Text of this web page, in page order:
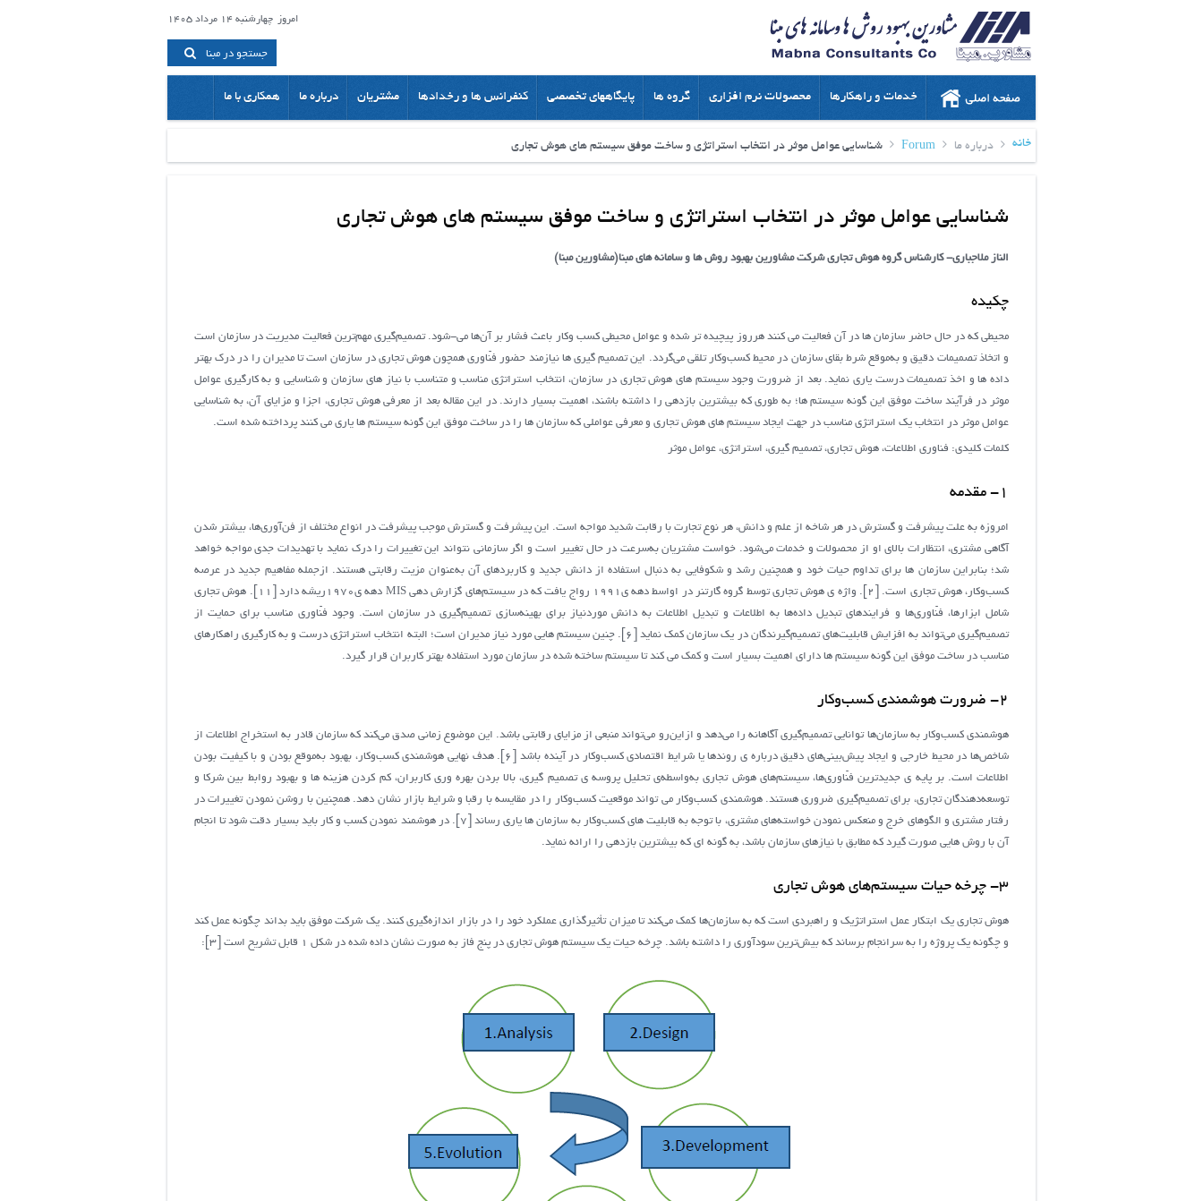
چهارشنبه 14 مرداد 1405 امروز
جستجو در مبنا
خدمات و راهکارها محصولات نرم افزاری گروه ها پایگاههای تخصصی کنفرانس ها و رخدادها مشتریان درباره ما همکاری با ما
خانه درباره ما Forum شناسایی عوامل موثر در انتخاب استراتژی و ساخت موفق سیستم های هوش تجاری
شناسایی عوامل موثر در انتخاب استراتژی و ساخت موفق سیستم های هوش تجاری
الناز ملاجباری- کارشناس گروه هوش تجاری شرکت مشاورین بهبود روش ها و سامانه های مبنا(مشاورین مبنا)
چکیده
محيطي كه در حال حاضر سازمان ها در آن فعاليت مي كنند هرروز پيچيده تر شده و عوامل محيطي كسب وكار باعث فشار بر آن‌ها مي-شود. تصمیم‌گیری مهم‌ترین فعالیت مدیریت در سازمان است
و اتخاذ تصمیمات دقیق و به‌موقع شرط بقاي سازمان در محیط کسب‌وکار تلقی می‌گردد. اين تصميم گيري ها نيازمند حضور فنّاوری همچون هوش تجاری در سازمان است تا مدیران را در درک بهتر
داده ها و اخذ تصمیمات درست یاری نماید. بعد از ضرورت وجود سیستم های هوش تجاری در سازمان، انتخاب استراتژی مناسب و متناسب با نیاز های سازمان و شناسایی و به کارگیری عوامل
موثر در فرآیند ساخت موفق این گونه سیستم ها؛ به طوری که بیشترین بازدهی را داشته باشند، اهمیت بسیار دارند. در این مقاله بعد از معرفی هوش تجاری، اجزا و مزایای آن، به شناسایی
عوامل موثر در انتخاب یک استراتژی مناسب در جهت ایجاد سیستم های هوش تجاری و معرفی عواملی که سازمان ها را در ساخت موفق این گونه سیستم ها یاری می کنند پرداخته شده است.
کلمات کلیدی: فناوری اطلاعات، هوش تجاری، تصمیم گیری، استراتژی، عوامل موثر
1- مقدمه
امروزه به علت پیشرفت و گسترش در هر شاخه از علم و دانش، هر نوع تجارت با رقابت شدید مواجه است. این پیشرفت و گسترش موجب پیشرفت در انواع مختلف از فن‌آوری‌ها، بیشتر شدن
آگاهی مشتری، انتظارات بالای او از محصولات و خدمات می‌شود. خواست مشتریان به‌سرعت در حال تغییر است و اگر سازمانی نتواند این تغییرات را درک نماید با تهدیدات جدی مواجه خواهد
شد؛ بنابراین سازمان ها برای تداوم حیات خود و همچنین رشد و شکوفایی به دنبال استفاده از دانش جدید و کاربرد‌های آن به‌عنوان مزیت رقابتی هستند. ازجمله مفاهیم جدید در عرصه
کسب‌وکار، هوش تجاری است. [2]. واژه ی هوش تجاری توسط گروه گارتنر در اواسط دهه ی1991 رواج یافت که در سیستم‌های گزارش دهی MIS دهه ی1970ریشه دارد [11]. هوش تجاری
شامل ابزارها، فنّاوری‌ها و فرایندهای تبدیل داده‌ها به اطلاعات و تبدیل اطلاعات به دانش موردنیاز برای بهینه‌سازی تصمیم‌گیری در سازمان است. وجود فنّاوری مناسب برای حمایت از
تصمیم‌گیری می‌تواند به افزایش قابلیت‌های تصمیم‌گیرندگان در یک سازمان کمک نماید [6]. چنین سیستم هایی مورد نیاز مدیران است؛ البته انتخاب استراتژی درست و به کارگیری راهکارهای
مناسب در ساخت موفق این گونه سیستم ها دارای اهمیت بسیار است و کمک می کند تا سیستم ساخته شده در سازمان مورد استفاده بهتر کاربران قرار گیرد.
2- ضرورت هوشمندی کسب‌وکار
هوشمندی کسب‌وکار به سازمان‌ها توانایی تصمیم‌گیری آگاهانه را می‌دهد و ازاین‌رو می‌تواند منبعی از مزایای رقابتی باشد. این موضوع زمانی صدق می‌کند که سازمان قادر به استخراج اطلاعات از
شاخص‌ها در محیط خارجی و ایجاد پیش‌بینی‌های دقیق درباره ی روندها یا شرایط اقتصادی کسب‌وکار در آینده باشد [6]. هدف نهایی هوشمندی کسب‌وکار، بهبود به‌موقع بودن و با کیفیت بودن
اطلاعات است. بر پایه ی جدیدترین فنّاوری‌ها، سیستم‌های هوش تجاری به‌واسطه‌ی تحلیل پروسه ی تصمیم گیری، بالا بردن بهره وری کاربران، کم کردن هزینه ها و بهبود روابط بین شرکا و
توسعه‌دهندگان تجاری، برای تصمیم‌گیری ضروری هستند. هوشمندی کسب‌وکار می تواند موقعیت کسب‌وکار را در مقایسه با رقبا و شرایط بازار نشان دهد. همچنین با روشن نمودن تغییرات در
رفتار مشتری و الگوهای خرج و منعکس نمودن خواسته‌های مشتری، با توجه به قابلیت های کسب‌وکار به سازمان ها یاری رساند [7]. در هوشمند نمودن کسب و کار باید بسیار دقت شود تا انجام
آن با روش هایی صورت گیرد که مطابق با نیازهای سازمان باشد، به گونه ای که بیشترین بازدهی را ارائه نماید.
3- چرخه حیات سیستم‌های هوش تجاری
هوش تجاری یک ابتکار عمل استراتژیک و راهبردی است که به سازمان‌ها کمک می‌کند تا میزان تأثیرگذاری عملکرد خود را در بازار اندازه‌گیری کنند. یک شرکت موفق باید بداند چگونه عمل کند
و چگونه یک پروژه را به سرانجام برساند که بیش‌ترین سودآوری را داشته باشد. چرخه حیات یک سیستم هوش تجاری در پنج فاز به صورت نشان داده شده در شکل 1 قابل تشریح است [3]: